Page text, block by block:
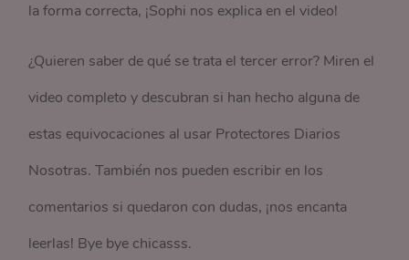
la forma correcta, ¡Sophi nos explica en el video!
¿Quieren saber de qué se trata el tercer error? Miren el
video completo y descubran si han hecho alguna de
estas equivocaciones al usar Protectores Diarios
Nosotras. También nos pueden escribir en los
comentarios si quedaron con dudas, ¡nos encanta
leerlas! Bye bye chicasss.